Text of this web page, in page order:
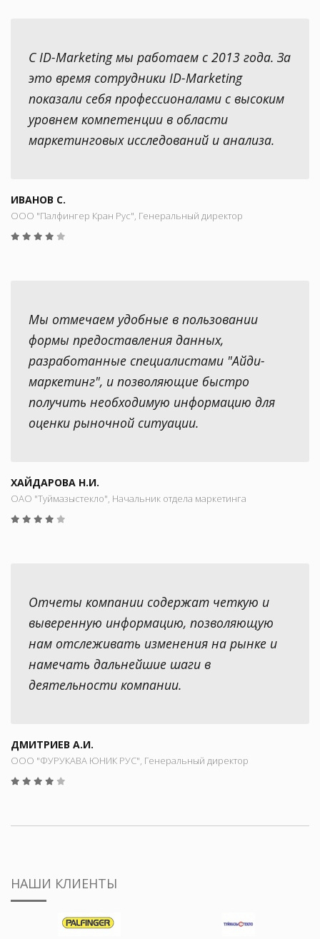
С ID-Marketing мы работаем с 2013 года. За
это время сотрудники ID-Marketing
показали себя профессионалами с высоким
уровнем компетенции в области
маркетинговых исследований и анализа.
ИВАНОВ С.
ООО "Палфингер Кран Рус", Генеральный директор
Мы отмечаем удобные в пользовании
формы предоставления данных,
разработанные специалистами "Айди-
маркетинг", и позволяющие быстро
получить необходимую информацию для
оценки рыночной ситуации.
ХАЙДАРОВА Н.И.
ОАО "Туймазыстекло", Начальник отдела маркетинга
Отчеты компании содержат четкую и
выверенную информацию, позволяющую
нам отслеживать изменения на рынке и
намечать дальнейшие шаги в
деятельности компании.
ДМИТРИЕВ А.И.
ООО "ФУРУКАВА ЮНИК РУС", Генеральный директор
НАШИ КЛИЕНТЫ